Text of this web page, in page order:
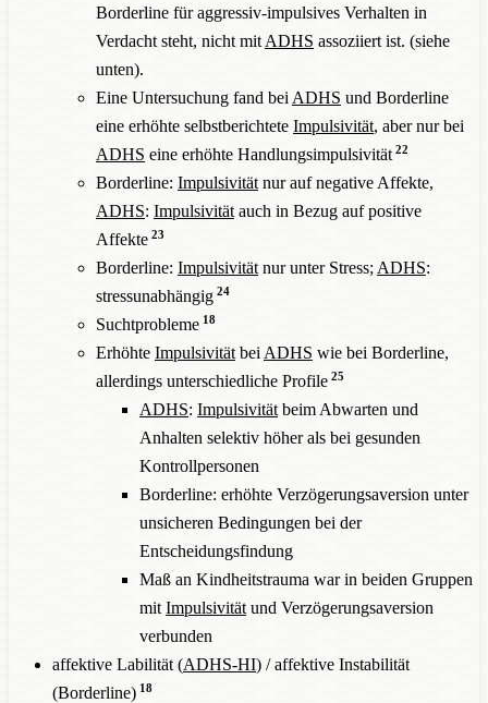
Borderline für aggressiv-impulsives Verhalten in
Verdacht steht, nicht mit ADHS assoziiert ist. (siehe
unten).
Eine Untersuchung fand bei ADHS und Borderline
eine erhöhte selbstberichtete Impulsivität, aber nur bei
ADHS eine erhöhte Handlungsimpulsivität 22
Borderline: Impulsivität nur auf negative Affekte,
ADHS: Impulsivität auch in Bezug auf positive
Affekte 23
Borderline: Impulsivität nur unter Stress; ADHS:
stressunabhängig 24
Suchtprobleme 18
Erhöhte Impulsivität bei ADHS wie bei Borderline,
allerdings unterschiedliche Profile 25
ADHS: Impulsivität beim Abwarten und
Anhalten selektiv höher als bei gesunden
Kontrollpersonen
Borderline: erhöhte Verzögerungsaversion unter
unsicheren Bedingungen bei der
Entscheidungsfindung
Maß an Kindheitstrauma war in beiden Gruppen
mit Impulsivität und Verzögerungsaversion
verbunden
affektive Labilität (ADHS-HI) / affektive Instabilität
(Borderline) 18